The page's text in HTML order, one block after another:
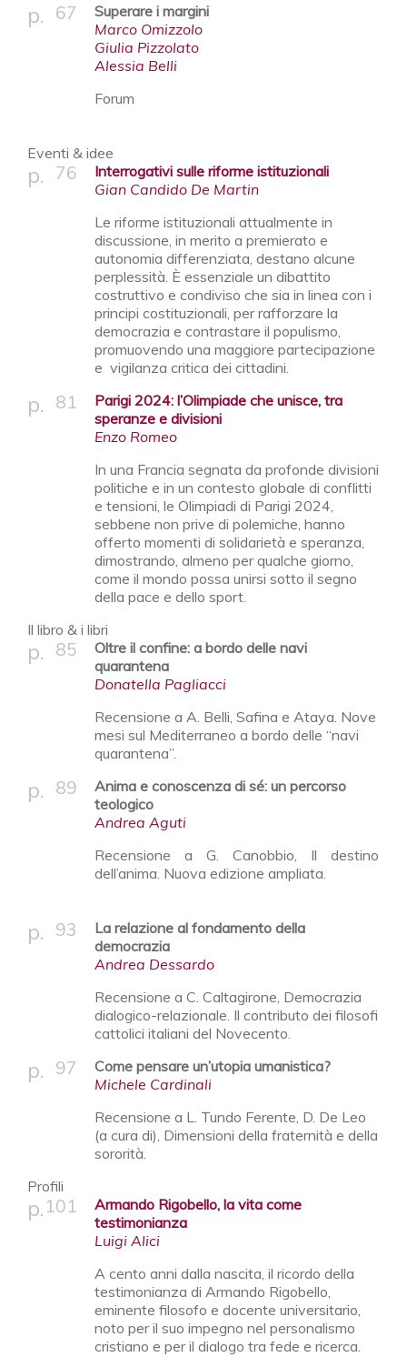
67
Superare i margini
Marco Omizzolo
Giulia Pizzolato
Alessia Belli
Forum
Eventi & idee
76
Interrogativi sulle riforme istituzionali
Gian Candido De Martin
Le riforme istituzionali attualmente in
discussione, in merito a premierato e
autonomia differenziata, destano alcune
perplessità. È essenziale un dibattito
costruttivo e condiviso che sia in linea con i
principi costituzionali, per rafforzare la
democrazia e contrastare il populismo,
promuovendo una maggiore partecipazione
e vigilanza critica dei cittadini.
81
Parigi 2024: l’Olimpiade che unisce, tra
speranze e divisioni
Enzo Romeo
In una Francia segnata da profonde divisioni
politiche e in un contesto globale di conflitti
e tensioni, le Olimpiadi di Parigi 2024,
sebbene non prive di polemiche, hanno
offerto momenti di solidarietà e speranza,
dimostrando, almeno per qualche giorno,
come il mondo possa unirsi sotto il segno
della pace e dello sport.
Il libro & i libri
85
Oltre il confine: a bordo delle navi
quarantena
Donatella Pagliacci
Recensione a A. Belli, Safina e Ataya. Nove
mesi sul Mediterraneo a bordo delle “navi
quarantena”.
89
Anima e conoscenza di sé: un percorso
teologico
Andrea Aguti
Recensione a G. Canobbio, Il destino
dell’anima. Nuova edizione ampliata.
93
La relazione al fondamento della
democrazia
Andrea Dessardo
Recensione a C. Caltagirone, Democrazia
dialogico-relazionale. Il contributo dei filosofi
cattolici italiani del Novecento.
97
Come pensare un’utopia umanistica?
Michele Cardinali
Recensione a L. Tundo Ferente, D. De Leo
(a cura di), Dimensioni della fraternità e della
sororità.
Profili
101
Armando Rigobello, la vita come
testimonianza
Luigi Alici
A cento anni dalla nascita, il ricordo della
testimonianza di Armando Rigobello,
eminente filosofo e docente universitario,
noto per il suo impegno nel personalismo
cristiano e per il dialogo tra fede e ricerca.